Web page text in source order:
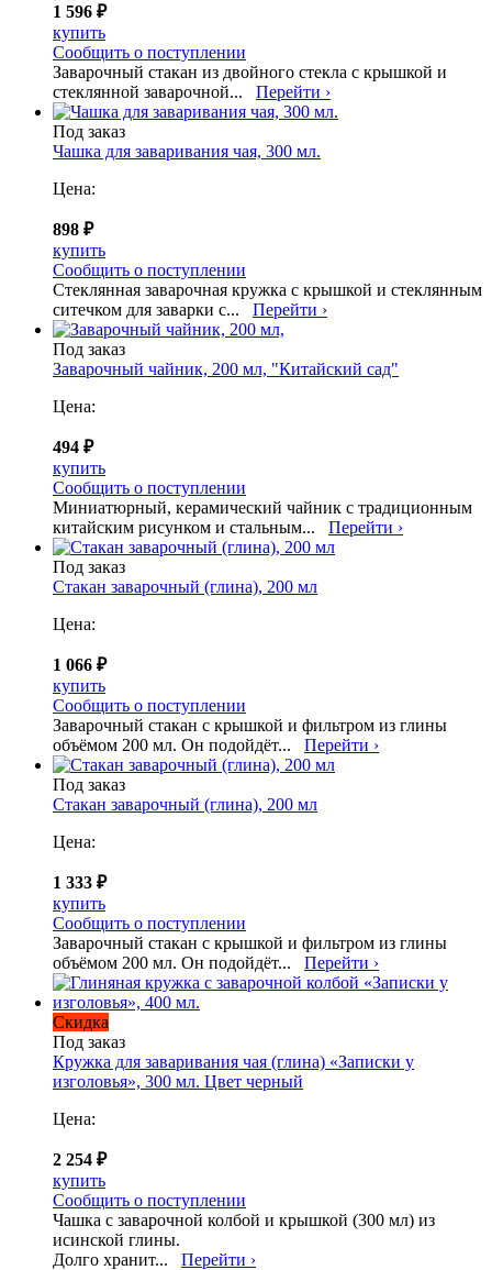
1 596 ₽
купить
Сообщить о поступлении
Заварочный стакан из двойного стекла с крышкой и
стеклянной заварочной... Перейти ›
Под заказ
Чашка для заваривания чая, 300 мл.
Цена:
898 ₽
купить
Сообщить о поступлении
Стеклянная заварочная кружка с крышкой и стеклянным
ситечком для заварки с... Перейти ›
Под заказ
Заварочный чайник, 200 мл, "Китайский сад"
Цена:
494 ₽
купить
Сообщить о поступлении
Миниатюрный, керамический чайник с традиционным
китайским рисунком и стальным... Перейти ›
Под заказ
Стакан заварочный (глина), 200 мл
Цена:
1 066 ₽
купить
Сообщить о поступлении
Заварочный стакан с крышкой и фильтром из глины
объёмом 200 мл. Он подойдёт... Перейти ›
Под заказ
Стакан заварочный (глина), 200 мл
Цена:
1 333 ₽
купить
Сообщить о поступлении
Заварочный стакан с крышкой и фильтром из глины
объёмом 200 мл. Он подойдёт... Перейти ›
Скидка
Под заказ
Кружка для заваривания чая (глина) «Записки у
изголовья», 300 мл. Цвет черный
Цена:
2 254 ₽
купить
Сообщить о поступлении
Чашка с заварочной колбой и крышкой (300 мл) из
исинской глины.
Долго хранит... Перейти ›